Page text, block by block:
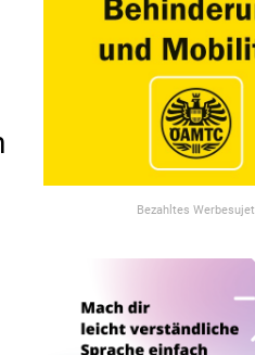
Bezahltes Werbesujet